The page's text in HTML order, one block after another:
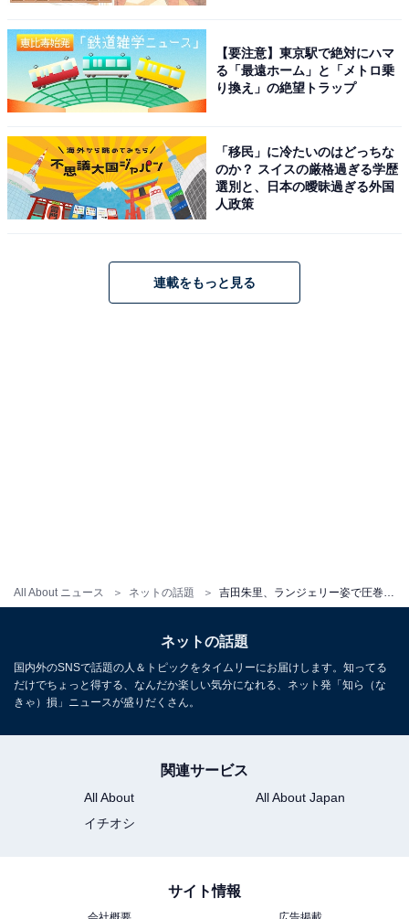
All About ニュース ネットの話題 吉田朱里、ランジェリー姿で圧巻ボディを披露！ 美バストあらわな姿に「ジューシー」「スタイル良すぎ」の声
【要注意】東京駅で絶対にハマ
る「最遠ホーム」と「メトロ乗
り換え」の絶望トラップ
「移民」に冷たいのはどっちな
のか？ スイスの厳格過ぎる学歴
選別と、日本の曖昧過ぎる外国
人政策
連載をもっと見る
ネットの話題
国内外のSNSで話題の人＆トピックをタイムリーにお届けします。知ってる
だけでちょっと得する、なんだか楽しい気分になれる、ネット発「知ら（な
きゃ）損」ニュースが盛りだくさん。
関連サービス
All About
All About Japan
イチオシ
サイト情報